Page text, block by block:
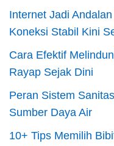
Internet Jadi
Koneksi Stabil Kini
Cara Efektif
Rayap Sejak Dini
Peran Sistem
Sumber Daya Air
10+ Tips Memilih